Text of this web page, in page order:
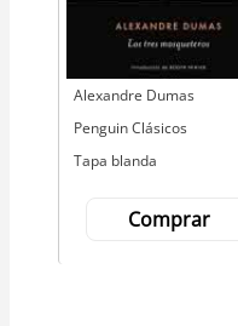
Autor
Alexandre Dumas
Editorial
Penguin Clásicos
Tapa blanda
Comprar